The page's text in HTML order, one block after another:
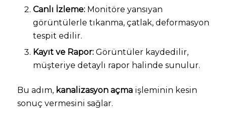
Canlı İzleme:Monitöre yansıyan
görüntülerle tıkanma, çatlak, deformasyon
tespit edilir.
Kayıt ve Rapor:Görüntüler kaydedilir,
müşteriye detaylı rapor halinde sunulur.
Bu adım, kanalizasyon açmaişleminin kesin
sonuç vermesini sağlar.